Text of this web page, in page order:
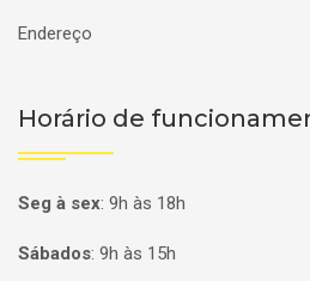
Endereço
Horário de
Seg à sex: 9h às 18h
Sábados: 9h às 15h